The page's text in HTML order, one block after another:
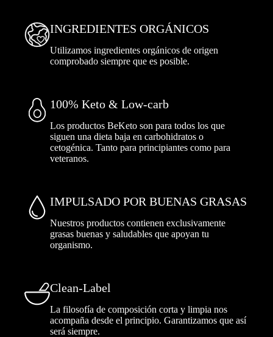
INGREDIENTES ORGÁNICOS
Utilizamos ingredientes orgánicos de origen
comprobado siempre que es posible.
100% Keto & Low-carb
Los productos BeKeto son para todos los que
siguen una dieta baja en carbohidratos o
cetogénica. Tanto para principiantes como para
veteranos.
IMPULSADO POR BUENAS GRASAS
Nuestros productos contienen exclusivamente
grasas buenas y saludables que apoyan tu
organismo.
Clean-Label
La filosofía de composición corta y limpia nos
acompaña desde el principio. Garantizamos que así
será siempre.